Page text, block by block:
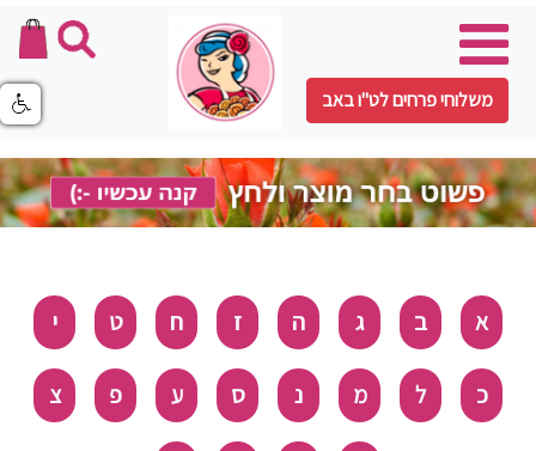
משלוחי פרחים לט"ו באב
א ב ג ה ז ח ט י
כ ל מ נ ס ע פ צ